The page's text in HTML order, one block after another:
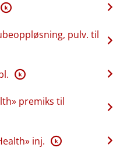
K
pulv. til
K
premiks til
inj. K